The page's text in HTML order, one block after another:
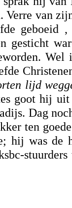
van
geboeid
gesticht
Wel
lijd
goot hij
Dag
ten
hij was de